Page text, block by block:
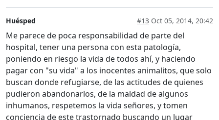
Huésped #13 Oct 05, 2014, 20:42
Me parece de poca responsabilidad de parte del
hospital, tener una persona con esta patología,
poniendo en riesgo la vida de todos ahí, y haciendo
pagar con "su vida" a los inocentes animalitos, que solo
buscan donde refugiarse, de las actitudes de quienes
pudieron abandonarlos, de la maldad de algunos
inhumanos, respetemos la vida señores, y tomen
conciencia de este trastornado buscando un lugar